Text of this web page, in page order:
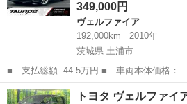
349,000円
ヴェルファイア
192,000km
2010年
茨城県 土浦市
■ 支払総額: 44.5万円 ■ 車両本体価格： 349,000 円 ■ メーカー
名： トヨタ ■ 車種名： ヴェルファ
２．４ Ｚ プラチナセレクション ナビ
茨城 土浦市 ヴェルファイア
トヨタ ヴェルファ